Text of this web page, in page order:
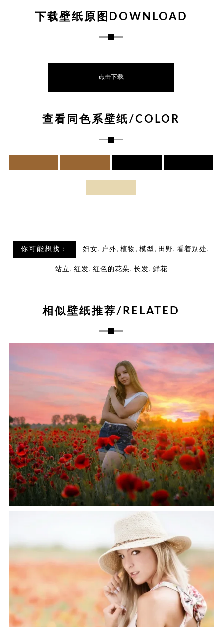
下载壁纸原图DOWNLOAD
点击下载
查看同色系壁纸/COLOR
你可能想找： 妇女, 户外, 植物 , 模型 , 田野, 看着别处 ,
站立 , 红发, 红色的花朵, 长发, 鲜花
相似壁纸推荐/RELATED